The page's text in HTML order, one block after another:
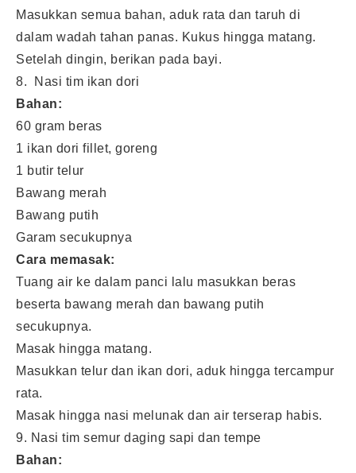
Masukkan semua bahan, aduk rata dan taruh di
dalam wadah tahan panas. Kukus hingga matang.
Setelah dingin, berikan pada bayi.
8. Nasi tim ikan dori
Bahan:
60 gram beras
1 ikan dori fillet, goreng
1 butir telur
Bawang merah
Bawang putih
Garam secukupnya
Cara memasak:
Tuang air ke dalam panci lalu masukkan beras
beserta bawang merah dan bawang putih
secukupnya.
Masak hingga matang.
Masukkan telur dan ikan dori, aduk hingga tercampur
rata.
Masak hingga nasi melunak dan air terserap habis.
9. Nasi tim semur daging sapi dan tempe
Bahan: